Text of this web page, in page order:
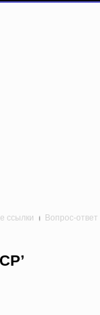
ссылки Вопрос-ответ